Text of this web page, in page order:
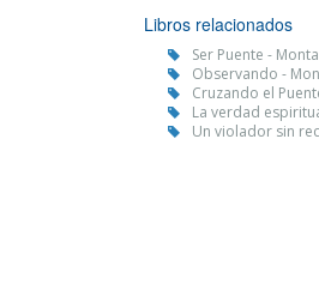
Libros relacionados
Ser Puente -
Observando -
Cruzando el
La verdad
Un violador sin